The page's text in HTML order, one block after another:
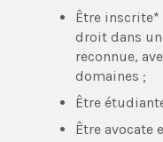
Être inscrite*
droit dans
reconnue,
domaines ;
Être
Être avocate